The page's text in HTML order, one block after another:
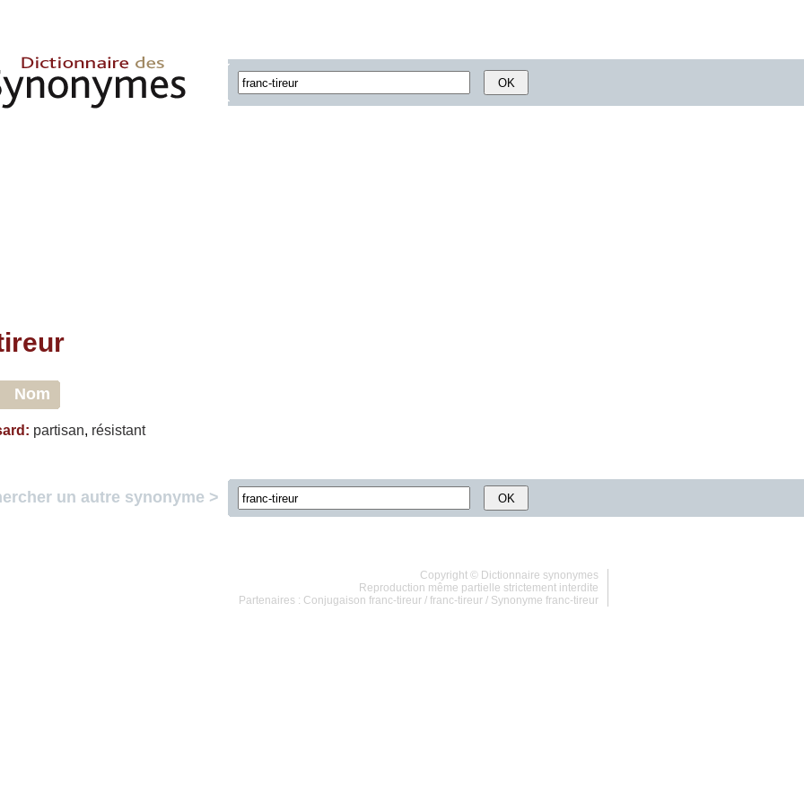
Nom
: partisan, résistant
un autre synonyme >
Copyright © Dictionnaire synonymes
Reproduction même partielle strictement interdite
Partenaires : Conjugaison franc-tireur / franc-tireur / Synonyme franc-tireur